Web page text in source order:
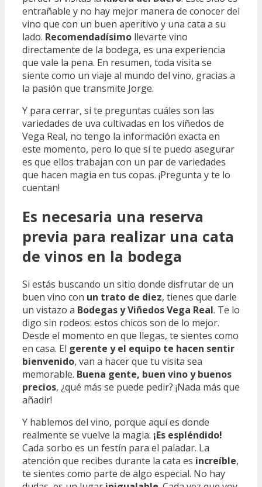
entrañable y no hay mejor manera de conocer del
vino que con un buen aperitivo y una cata a su
lado. Recomendadísimo llevarte vino
directamente de la bodega, es una experiencia
que vale la pena. En resumen, toda visita se
siente como un viaje al mundo del vino, gracias a
la pasión que transmite Jorge.
Y para cerrar, si te preguntas cuáles son las
variedades de uva cultivadas en los viñedos de
Vega Real, no tengo la información exacta en
este momento, pero lo que sí te puedo asegurar
es que ellos trabajan con un par de variedades
que hacen magia en tus copas. ¡Pregunta y te lo
cuentan!
Es necesaria una reserva
previa para realizar una cata
de vinos en la bodega
Si estás buscando un sitio donde disfrutar de un
buen vino con un trato de diez, tienes que darle
un vistazo a Bodegas y Viñedos Vega Real. Te lo
digo sin rodeos: estos chicos son de lo mejor.
Desde el momento en que llegas, te sientes como
en casa. El gerente y el equipo te hacen sentir
bienvenido, van a hacer que tu visita sea
memorable. Buena gente, buen vino y buenos
precios, ¿qué más se puede pedir? ¡Nada más que
añadir!
Y hablemos del vino, porque aquí es donde
realmente se vuelve la magia. ¡Es espléndido!
Cada sorbo es un festín para el paladar. La
atención que recibes durante la cata es increíble,
te sientes como parte de algo especial. No hay